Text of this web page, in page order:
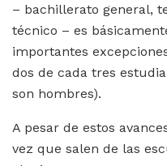
– bachillerato general,
técnico – es
importantes
dos de cada tres
son hombres).
A pesar de estos
vez que salen de las